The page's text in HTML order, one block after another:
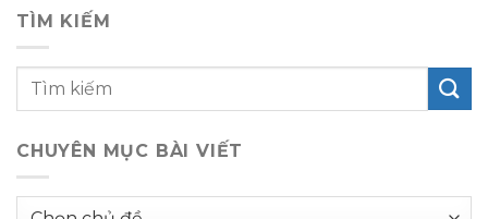
TÌM KIẾM
CHUYÊN MỤC BÀI VIẾT
Chuyên